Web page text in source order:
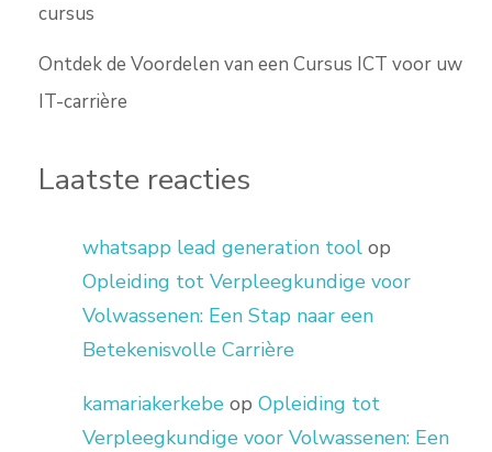
cursus
Ontdek de Voordelen van een Cursus ICT voor uw
IT-carrière
Laatste reacties
whatsapp lead generation tool op
Opleiding tot Verpleegkundige voor
Volwassenen: Een Stap naar een
Betekenisvolle Carrière
kamariakerkebe op Opleiding tot
Verpleegkundige voor Volwassenen: Een